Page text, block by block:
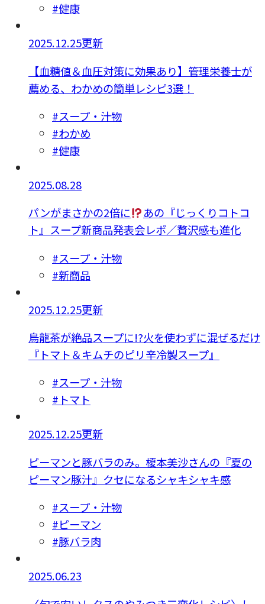
#健康
2025.12.25更新
【血糖値＆血圧対策に効果あり】管理栄養士が
薦める、わかめの簡単レシピ3選！
#スープ・汁物
#わかめ
#健康
2025.08.28
パンがまさかの2倍に
あの『じっくりコトコ
ト』スープ新商品発表会レポ／贅沢感も進化
#スープ・汁物
#新商品
2025.12.25更新
烏龍茶が絶品スープに!?火を使わずに混ぜるだけ
『トマト＆キムチのピリ辛冷製スープ』
#スープ・汁物
#トマト
2025.12.25更新
ピーマンと豚バラのみ。榎本美沙さんの『夏の
ピーマン豚汁』クセになるシャキシャキ感
#スープ・汁物
#ピーマン
#豚バラ肉
2025.06.23